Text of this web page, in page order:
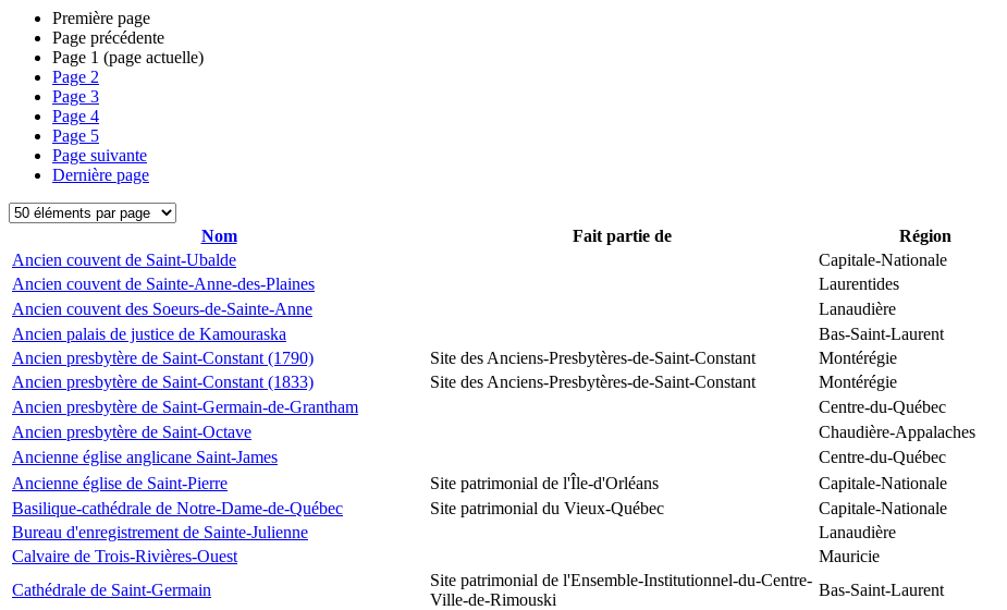
Première page
Page précédente
Page 1 (page actuelle)
Page 2
Page 3
Page 4
Page 5
Page suivante
Dernière page
Nom Fait partie de Région
Ancien couvent de Saint-Ubalde
Capitale-Nationale
Ancien couvent de Sainte-Anne-des-Plaines
Laurentides
Ancien couvent des Soeurs-de-Sainte-Anne
Lanaudière
Ancien palais de justice de Kamouraska
Bas-Saint-Laurent
Ancien presbytère de Saint-Constant (1790)
Site des Anciens-Presbytères-de-Saint-Constant Montérégie
Ancien presbytère de Saint-Constant (1833)
Site des Anciens-Presbytères-de-Saint-Constant Montérégie
Ancien presbytère de Saint-Germain-de-Grantham
Centre-du-Québec
Ancien presbytère de Saint-Octave
Chaudière-Appalaches
Ancienne église anglicane Saint-James
Centre-du-Québec
Ancienne église de Saint-Pierre
Site patrimonial de l'Île-d'Orléans Capitale-Nationale
Basilique-cathédrale de Notre-Dame-de-Québec
Site patrimonial du Vieux-Québec Capitale-Nationale
Bureau d'enregistrement de Sainte-Julienne
Lanaudière
Calvaire de Trois-Rivières-Ouest
Mauricie
Cathédrale de Saint-Germain
Site patrimonial de l'Ensemble-Institutionnel-du-Centre-
Ville-de-Rimouski
Bas-Saint-Laurent